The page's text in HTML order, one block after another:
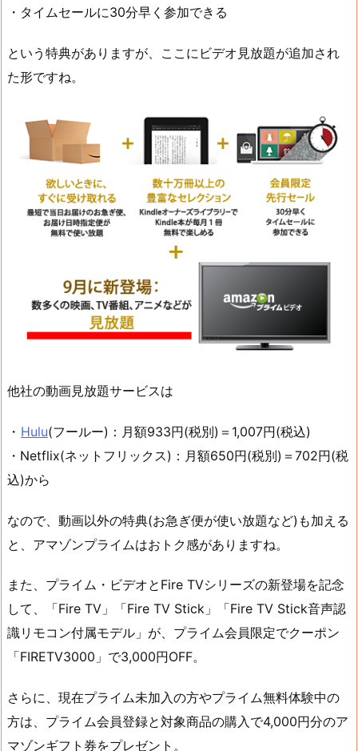
・タイムセールに30分早く参加できる
という特典がありますが、ここにビデオ見放題が追加され
た形ですね。
他社の動画見放題サービスは
・ Hulu(フールー)：月額933円(税別)＝1,007円(税込)
・Netflix(ネットフリックス)：月額650円(税別)＝702円(税
込)から
なので、動画以外の特典(お急ぎ便が使い放題など)も加える
と、アマゾンプライムはおトク感がありますね。
また、プライム・ビデオとFire TVシリーズの新登場を記念
して、「Fire TV」「Fire TV Stick」「Fire TV Stick音声認
識リモコン付属モデル」が、プライム会員限定でクーポン
「FIRETV3000」で3,000円OFF。
さらに、現在プライム未加入の方やプライム無料体験中の
方は、プライム会員登録と対象商品の購入で4,000円分のア
マゾンギフト券をプレゼント。